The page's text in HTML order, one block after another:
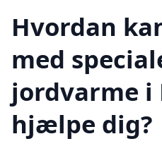
Hvordan
med
jordvarme i
hjælpe dig?